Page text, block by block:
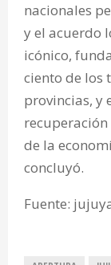
nacionales
y el acuerdo
icónico,
ciento de los
provincias, y
de la
concluyó.
Fuente: